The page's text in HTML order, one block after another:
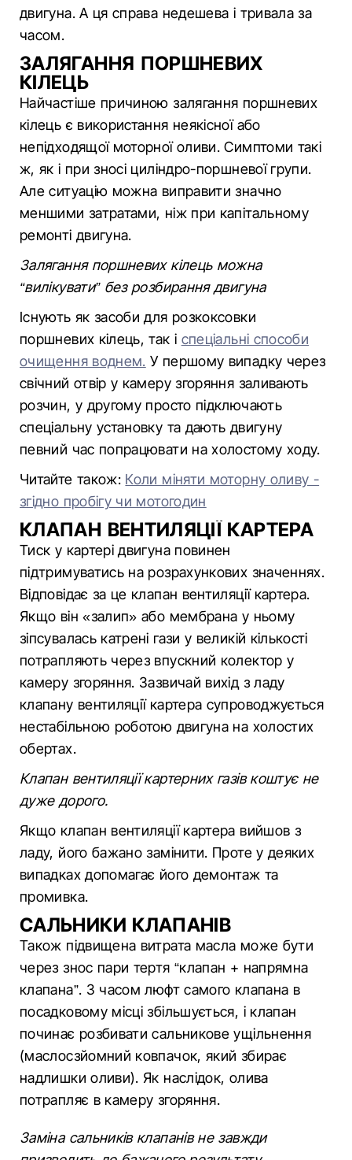
двигуна. А ця справа недешева і тривала за
часом.
ЗАЛЯГАННЯ ПОРШНЕВИХ
КІЛЕЦЬ
Найчастіше причиною залягання поршневих
кілець є використання неякісної або
непідходящої моторної оливи. Симптоми такі
ж, як і при зносі циліндро-поршневої групи.
Але ситуацію можна виправити значно
меншими затратами, ніж при капітальному
ремонті двигуна.
Залягання поршневих кілець можна
“вилікувати” без розбирання двигуна
Існують як засоби для розкоксовки
поршневих кілець, так і спеціальні способи
очищення воднем. У першому випадку через
свічний отвір у камеру згоряння заливають
розчин, у другому просто підключають
спеціальну установку та дають двигуну
певний час попрацювати на холостому ходу.
Читайте також: Коли міняти моторну оливу -
згідно пробігу чи мотогодин
КЛАПАН ВЕНТИЛЯЦІЇ КАРТЕРА
Тиск у картері двигуна повинен
підтримуватись на розрахункових значеннях.
Відповідає за це клапан вентиляції картера.
Якщо він «залип» або мембрана у ньому
зіпсувалась катрені гази у великій кількості
потрапляють через впускний колектор у
камеру згоряння. Зазвичай вихід з ладу
клапану вентиляції картера супроводжується
нестабільною роботою двигуна на холостих
обертах.
Клапан вентиляції картерних газів коштує не
дуже дорого.
Якщо клапан вентиляції картера вийшов з
ладу, його бажано замінити. Проте у деяких
випадках допомагає його демонтаж та
промивка.
САЛЬНИКИ КЛАПАНІВ
Також підвищена витрата масла може бути
через знос пари тертя “клапан + напрямна
клапана”. З часом люфт самого клапана в
посадковому місці збільшується, і клапан
починає розбивати сальникове ущільнення
(маслосзйомний ковпачок, який збирає
надлишки оливи). Як наслідок, олива
потрапляє в камеру згоряння.
Заміна сальників клапанів не завжди